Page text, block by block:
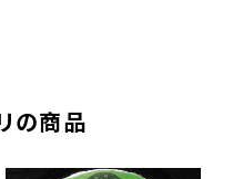
の商品